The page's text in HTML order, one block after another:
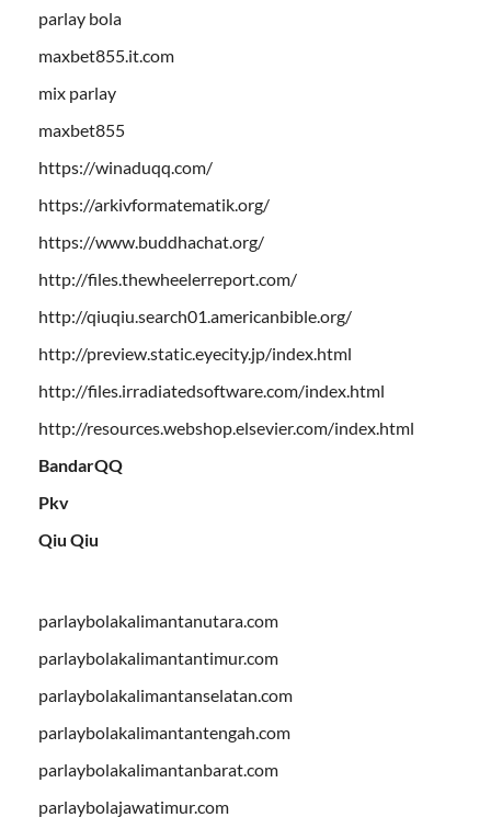
parlay bola
maxbet855.it.com
mix parlay
maxbet855
https://winaduqq.com/
https://arkivformatematik.org/
https://www.buddhachat.org/
http://files.thewheelerreport.com/
http://qiuqiu.search01.americanbible.org/
http://preview.static.eyecity.jp/index.html
http://files.irradiatedsoftware.com/index.html
http://resources.webshop.elsevier.com/index.html
BandarQQ
Pkv
Qiu Qiu
parlaybolakalimantanutara.com
parlaybolakalimantantimur.com
parlaybolakalimantanselatan.com
parlaybolakalimantantengah.com
parlaybolakalimantanbarat.com
parlaybolajawatimur.com